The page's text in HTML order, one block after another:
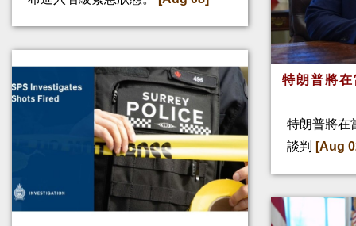
特朗普將
特朗普將在
談判
[Aug